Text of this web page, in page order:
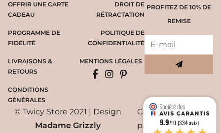
OFFRIR UNE CARTE
CADEAU
PROGRAMME DE
FIDÉLITÉ
LIVRAISONS &
RETOURS
CONDITIONS
GÉNÉRALES
PROFITEZ DE 10% DE
REMISE
DROIT DE
RÉTRACTATION
POLITIQUE DE
CONFIDENTIALITÉ
MENTIONS LÉGALES
© Twicy Store 2021 | Design
Madame Grizzly
Création du site
par
WYCAN
9.9/10 (334 avis)